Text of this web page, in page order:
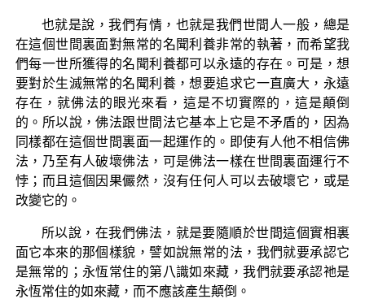
也就是說，我們有情，也就是我們世間人一般，總是
在這個世間裏面對無常的名聞利養非常的執著，而希望我
們每一世所獲得的名聞利養都可以永遠的存在。可是，想
要對於生滅無常的名聞利養，想要追求它一直廣大，永遠
存在，就佛法的眼光來看，這是不切實際的，這是顛倒
的。所以說，佛法跟世間法它基本上它是不矛盾的，因為
同樣都在這個世間裏面一起運作的。即使有人他不相信佛
法，乃至有人破壞佛法，可是佛法一樣在世間裏面運行不
悖；而且這個因果儼然，沒有任何人可以去破壞它，或是
改變它的。
所以說，在我們佛法，就是要隨順於世間這個實相裏
面它本來的那個樣貌，譬如說無常的法，我們就要承認它
是無常的；永恆常住的第八識如來藏，我們就要承認祂是
永恆常住的如來藏，而不應該產生顛倒。